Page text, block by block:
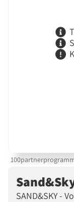
SAND&SKY -